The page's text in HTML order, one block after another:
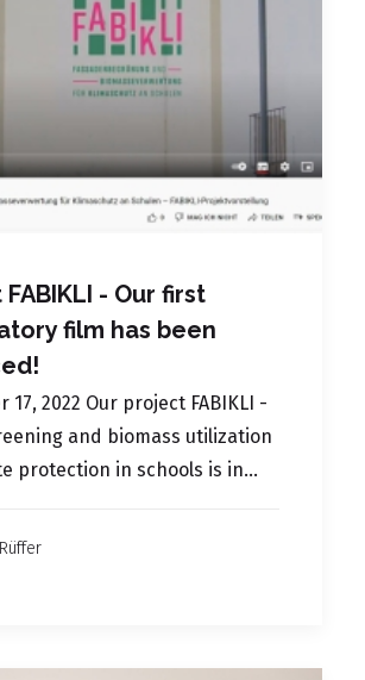
- Our first
film has been
17, 2022 Our project FABIKLI -
and biomass utilization
protection in schools is in…